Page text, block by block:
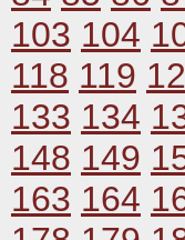
103 104
118 119
133 134
148 149
163 164